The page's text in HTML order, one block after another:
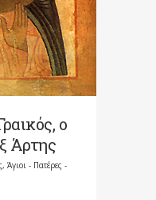
ο
Άρτης
, Άγιοι - Πατέρες -